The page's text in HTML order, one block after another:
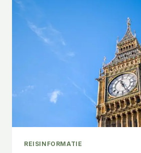
REISINFORMATIE